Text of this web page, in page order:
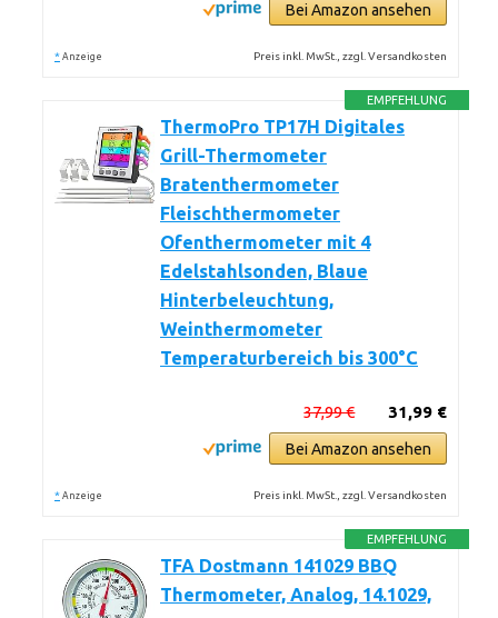
Bei Amazon ansehen
* Anzeige Preis inkl. MwSt., zzgl. Versandkosten
EMPFEHLUNG
ThermoPro TP17H Digitales
Grill-Thermometer
Bratenthermometer
Fleischthermometer
Ofenthermometer mit 4
Edelstahlsonden, Blaue
Hinterbeleuchtung,
Weinthermometer
Temperaturbereich bis 300°C
31,99 €
37,99 €
Bei Amazon ansehen
* Anzeige Preis inkl. MwSt., zzgl. Versandkosten
EMPFEHLUNG
TFA Dostmann 141029 BBQ
Thermometer, Analog, 14.1029,